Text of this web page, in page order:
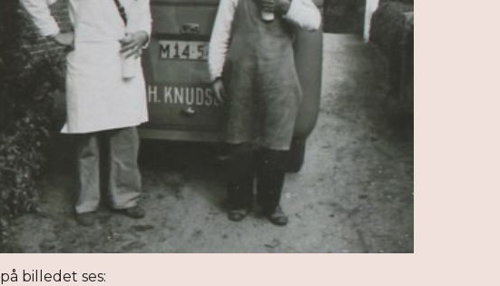
på billedet ses: